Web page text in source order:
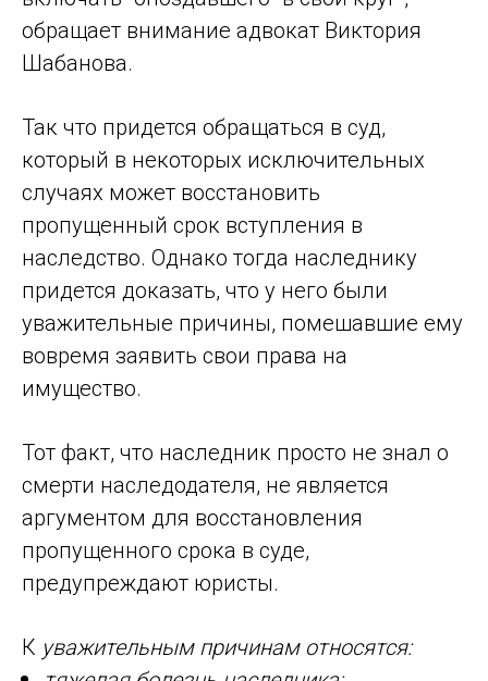
обращает внимание адвокат Виктория
Шабанова.
Так что придется обращаться в суд,
который в некоторых исключительных
случаях может восстановить
пропущенный срок вступления в
наследство. Однако тогда наследнику
придется доказать, что у него были
уважительные причины, помешавшие ему
вовремя заявить свои права на
имущество.
Тот факт, что наследник просто не знал о
смерти наследодателя, не является
аргументом для восстановления
пропущенного срока в суде,
предупреждают юристы.
К уважительным причинам относятся: